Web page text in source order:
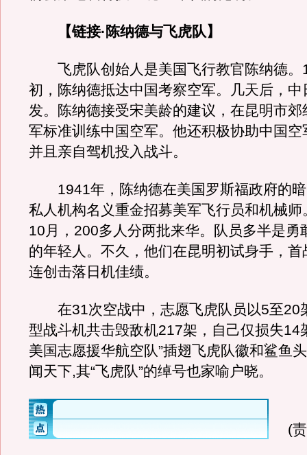
【链接·陈纳德与飞虎队】
飞虎队创始人是美国飞行教官陈纳德。
初，陈纳德抵达中国考察空军。几天后，中
发。陈纳德接受宋美龄的建议，在昆明市郊
军标准训练中国空军。他还积极协助中国空
并且亲自驾机投入战斗。
1941年，陈纳德在美国罗斯福政府的暗
私人机构名义重金招募美军飞行员和机械师
10月，200多人分两批来华。队员多半是勇
的年轻人。不久，他们在昆明初试身手，首
连创击落日机佳绩。
在31次空战中，志愿飞虎队员以5至20
型战斗机共击毁敌机217架，自己仅损失14
美国志愿援华航空队”插翅飞虎队徽和鲨鱼
闻天下,其“飞虎队”的绰号也家喻户晓。
(